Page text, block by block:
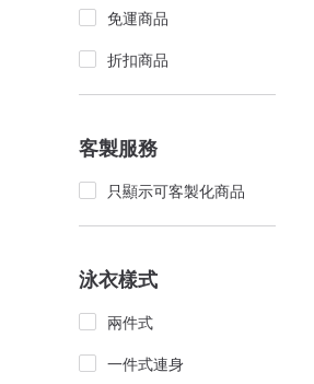
免運商品
折扣商品
客製服務
只顯示可客製化商品
泳衣樣式
兩件式
一件式連身